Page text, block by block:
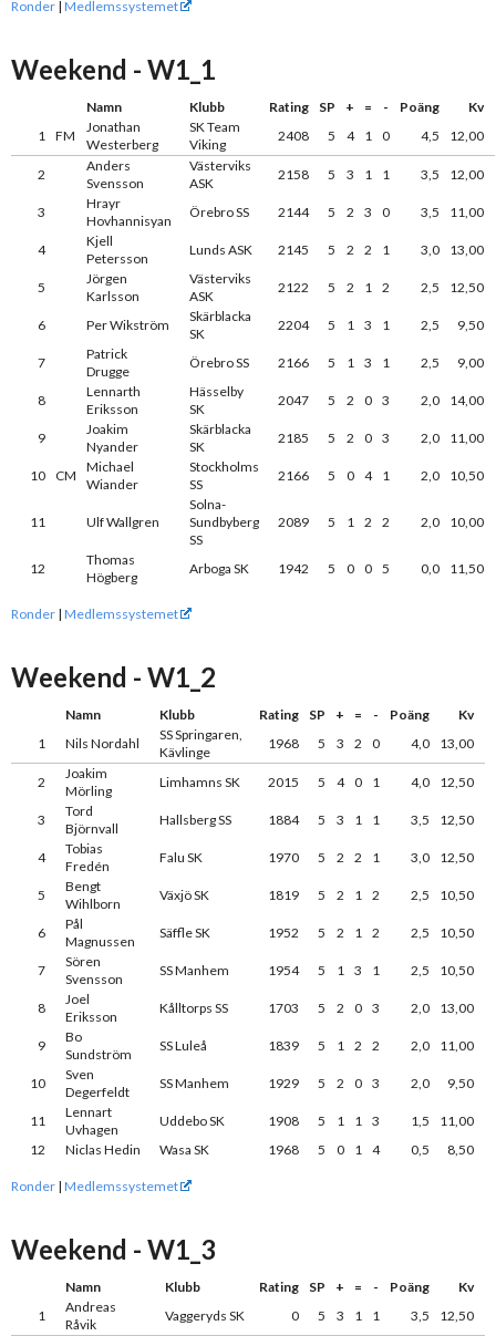
Ronder | Medlemssystemet
Weekend - W1_1
Namn Klubb Rating SP + = - Poäng
Kv
1 FM
Jonathan
Westerberg
SK Team
Viking
2408 5 4 1 0 4,5 12,00
2
Anders
Svensson
Västerviks
ASK
2158 5 3 1 1 3,5 12,00
3
Hrayr
Hovhannisyan
Örebro SS 2144 5 2 3 0 3,5 11,00
4
Kjell
Petersson
Lunds ASK 2145 5 2 2 1 3,0 13,00
5
Jörgen
Karlsson
Västerviks
ASK
2122 5 2 1 2 2,5 12,50
6 Per Wikström
Skärblacka
SK
2204 5 1 3 1 2,5 9,50
7
Patrick
Drugge
Örebro SS 2166 5 1 3 1 2,5 9,00
8
Lennarth
Eriksson
Hässelby
SK
2047 5 2 0 3 2,0 14,00
9
Joakim
Nyander
Skärblacka
SK
2185 5 2 0 3 2,0 11,00
10 CM
Michael
Wiander
Stockholms
SS
2166 5 0 4 1 2,0 10,50
11 Ulf Wallgren
Solna-
Sundbyberg
SS
2089 5 1 2 2 2,0 10,00
12
Thomas
Högberg
Arboga SK 1942 5 0 0 5 0,0 11,50
Ronder | Medlemssystemet
Weekend - W1_2
Namn Klubb Rating SP + = - Poäng
Kv
1
Nils Nordahl
SS Springaren,
Kävlinge
1968 5 3 2 0 4,0 13,00
2
Joakim
Mörling
Limhamns SK 2015 5 4 0 1 4,0 12,50
3
Tord
Björnvall
Hallsberg SS 1884 5 3 1 1 3,5 12,50
4
Tobias
Fredén
Falu SK 1970 5 2 2 1 3,0 12,50
5
Bengt
Wihlborn
Växjö SK 1819 5 2 1 2 2,5 10,50
6
Pål
Magnussen
Säffle SK 1952 5 2 1 2 2,5 10,50
7
Sören
Svensson
SS Manhem 1954 5 1 3 1 2,5 10,50
8
Joel
Eriksson
Kålltorps SS 1703 5 2 0 3 2,0 13,00
9
Bo
Sundström
SS Luleå 1839 5 1 2 2 2,0 11,00
10
Sven
Degerfeldt
SS Manhem 1929 5 2 0 3 2,0 9,50
11
Lennart
Uvhagen
Uddebo SK 1908 5 1 1 3 1,5
11,00
12
Niclas Hedin Wasa SK 1968 5 0 1 4 0,5 8,50
Ronder | Medlemssystemet
Weekend - W1_3
Namn Klubb Rating SP + = - Poäng
Kv
1
Andreas
Råvik
Vaggeryds SK 0 5 3 1 1 3,5 12,50